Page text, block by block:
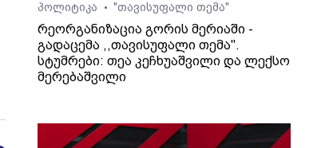
პოლიტიკა
• "თავისუფალი თემა"
რეორგანიზაცია გორის მერიაში -
გადაცემა ,,თავისუფალი თემა".
სტუმრები: თეა კეჩხუაშვილი და ლექსო
მერებაშვილი